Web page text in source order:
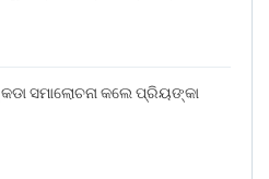
ସମାଲୋଚନା କଲେ ପ୍ରିୟଙ୍କା